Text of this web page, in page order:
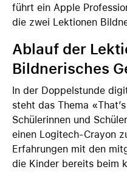
führt ein Apple
die zwei Lektionen
Ablauf der
Bildnerisches
In der Doppelstunde
steht das Thema
Schülerinnen und
einen Logitech-Crayon
Erfahrungen mit den
die Kinder bereits beim